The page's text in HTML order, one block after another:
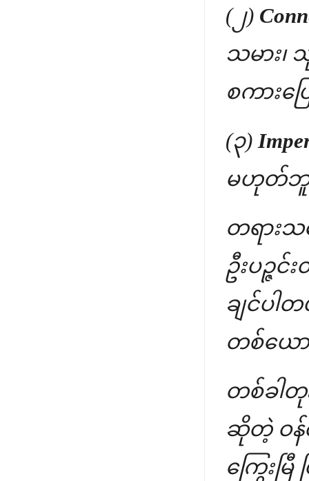
(၂)
သမား၊
စကား
(၃)
မဟုတ်ဘူး
တရားသ
ဦးပဉ္ဇ
ချင်ပါ
တစ်ယေ
တစ်ခါတု
ဆိုတဲ့ ဝန်
ကြွေးမ